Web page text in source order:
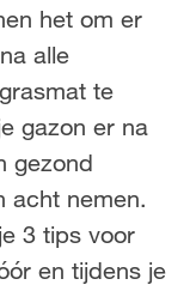
het om er
alle
te
gazon er na
gezond
acht nemen.
3 tips voor
en tijdens je